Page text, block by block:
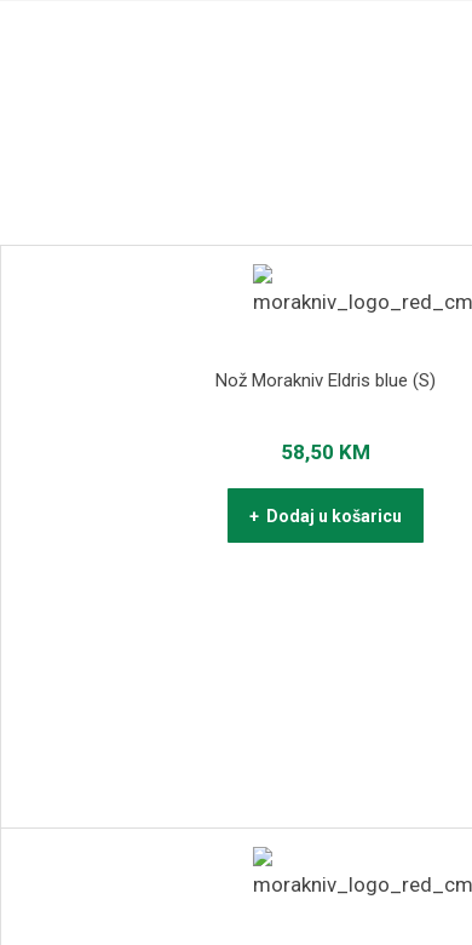
Nož Morakniv Eldris blue (S)
58,50 KM
+ Dodaj u košaricu